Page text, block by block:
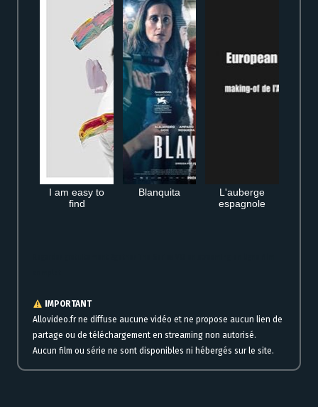
I am easy to
find
Blanquita
L'auberge
espagnole
IMPORTANT
Allovideo.fr ne diffuse aucune vidéo et ne propose aucun lien de
partage ou de téléchargement en streaming non autorisé.
Aucun film ou série ne sont disponibles ni hébergés sur le site.